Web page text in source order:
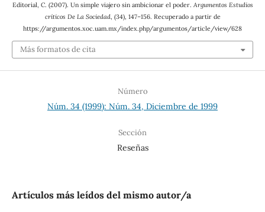
Editorial, C. (2007). Un simple viajero sin ambicionar el poder. Argumentos Estudios
críticos De La Sociedad, (34), 147–156. Recuperado a partir de
https://argumentos.xoc.uam.mx/index.php/argumentos/article/view/628
Más formatos de cita
Número
Núm. 34 (1999): Núm. 34, Diciembre de 1999
Sección
Reseñas
Artículos más leídos del mismo autor/a